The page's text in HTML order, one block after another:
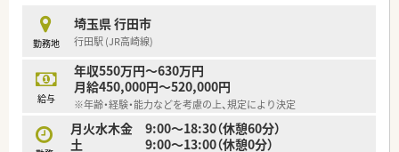
■2025年2月に移転したばかりで清潔感にあふれており、職員が
一つのチームとして互いに協力し合う明るい雰囲気の職場で
す。
■現場目線を持つ経験豊富な統括マネージャーが採用を担って
おり、教育体制の変革を進めているため活気のある環境と言えま
す。
■20代から30代の若手が多く在籍しており、キャリアアップを
目指して切磋琢磨しながら意欲的に働くスタッフが活躍してい
ます。
勤務地
埼玉県 行田市
行田駅 (JR高崎線)
給与
年収550万円～630万円
月給450,000円～520,000円
※年齢・経験・能力などを考慮の上、規定により決定
月火水木金 9:00～18:30（休憩60分）
土 9:00～13:00（休憩0分）